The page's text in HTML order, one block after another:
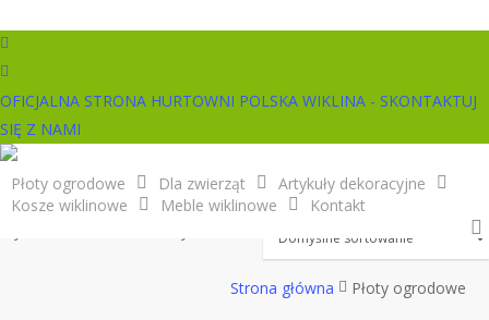
to
main
content
facebook
instagram
OFICJALNA STRONA HURTOWNI POLSKA WIKLINA - SKONTAKTUJ
SIĘ Z NAMI
Płoty ogrodowe Dla zwierząt
Artykuły dekoracyjne
Kosze wiklinowe
Meble wiklinowe Kontakt
Płoty ogrodowe
Strona główna Płoty ogrodowe